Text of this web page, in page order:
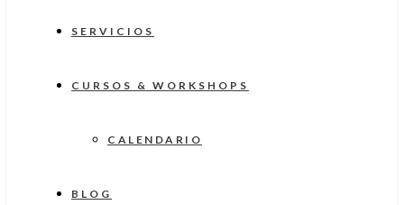
SERVICIOS
CURSOS & WORKSHOPS
CALENDARIO
BLOG